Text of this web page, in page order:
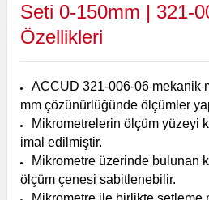
Seti 0-150mm | 321-
Özellikleri
ACCUD 321-006-06 mekanik
mm çözünürlüğünde ölçümler
Mikrometrelerin ölçüm yüzeyi
imal edilmiştir.
Mikrometre üzerinde bulunan
ölçüm çenesi sabitlenebilir.